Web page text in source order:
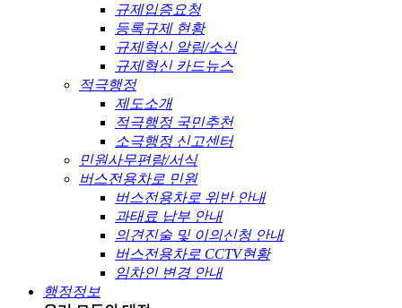
규제입증요청
등록규제 현황
규제혁신 알림/소식
규제혁신 카드뉴스
적극행정
제도소개
적극행정 국민추천
소극행정 신고센터
민원사무편람/서식
버스전용차로 민원
버스전용차로 위반 안내
과태료 납부 안내
의견진술 및 이의신청 안내
버스전용차로 CCTV현황
임차인 변경 안내
행정정보